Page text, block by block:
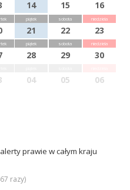
14 15 16
piątek
21
sobota
22
niedziela
23
piątek
28
sobota
29
niedziela
30
04 05 06
prawie w całym kraju
razy)